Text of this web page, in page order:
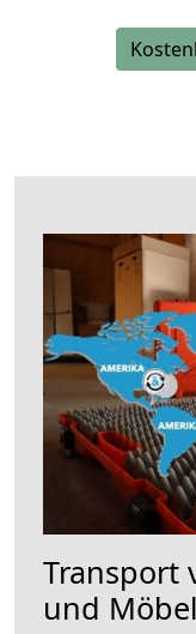
Transport
und